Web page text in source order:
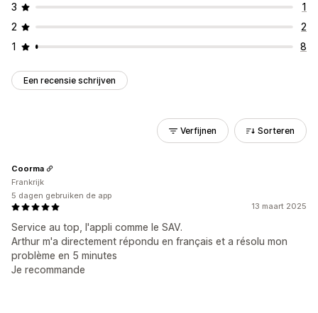
3
1
2
2
1
8
Een recensie schrijven
Verfijnen Sorteren
13 maart 2025
Service au top, l'appli comme le SAV.
Arthur m'a directement répondu en français et a résolu mon
problème en 5 minutes
Je recommande
Coorma
Frankrijk
5 dagen gebruiken de app